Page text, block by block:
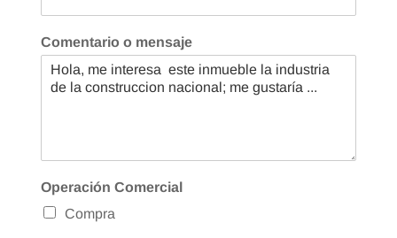
Comentario o mensaje
Operación Comercial
Compra